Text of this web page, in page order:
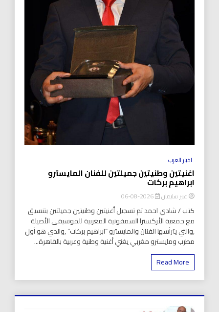
اخبار العرب
اغنيتين وطنيتين جميلتين للفنان المايسترو
ابراهيم بركات
عبير سليمان 2026-08-06
كتب / شادي احمد تم تسجيل أغنيتين وطنيتين جميلتين بتنسيق
مع جمعية الأركسترا السمفونية المغربية للموسيقى الأصيلة
,والتي يترأسها الفنان والمايسترو “ابراهيم بركات” ,والدي هو أول
مطرب ومايسترو مغربي يغني أغنية وطنية وعربية بالقاهرة...
Read More